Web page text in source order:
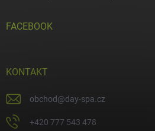
FACEBOOK
KONTAKT
obchod@day-spa.cz
+420 777 543 478